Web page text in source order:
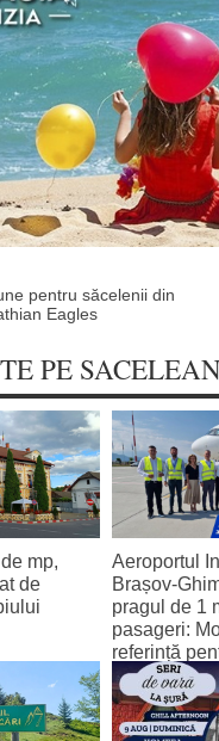
pentru săcelenii din
Eagles
PE
mp,
de
Aeroportul
pragul de 1
pasageri:
referință
tânăr
8 August